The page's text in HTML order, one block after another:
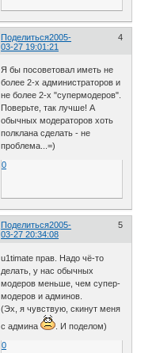
Поделиться 4
2005-
03-27 19:01:21
Я бы посоветовал иметь не
более 2-х администраторов и
не более 2-х "супермодеров".
Поверьте, так лучше! А
обычных модераторов хоть
полклана сделать - не
проблема...=)
0
Поделиться 5
2005-
03-27 20:34:08
u1timate прав. Надо чё-то
делать, у нас обычных
модеров меньше, чем супер-
модеров и админов.
(Эх, я чувствую, скинут меня
с админа
. И поделом)
0